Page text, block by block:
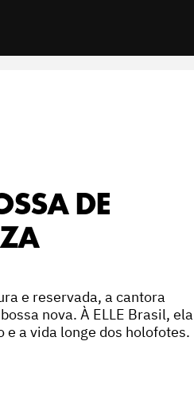
DE
e reservada, a cantora
nova. À ELLE Brasil, ela
e a vida longe dos holofotes.